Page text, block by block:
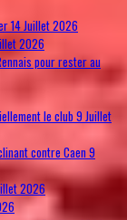
14 Juillet 2026
2026
pour rester au
le club9 Juillet
contre Caen9
2026